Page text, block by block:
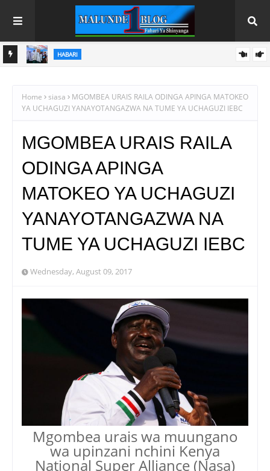
`HABARI
Home siasa
MGOMBEA URAIS RAILA ODINGA APINGA MATOKEO
YA UCHAGUZI YANAYOTANGAZWA NA TUME YA UCHAGUZI IEBC
MGOMBEA URAIS RAILA
ODINGA APINGA
MATOKEO YA UCHAGUZI
YANAYOTANGAZWA NA
TUME YA UCHAGUZI IEBC
Wednesday, August 09, 2017
Mgombea urais wa muungano
wa upinzani nchini Kenya
National Super Alliance (Nasa)